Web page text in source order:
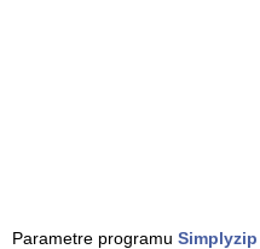
Parametre programu Simplyzip